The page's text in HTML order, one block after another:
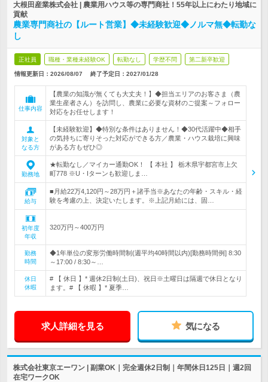
大根田産業株式会社 | 農業用ハウス等の専門商社！55年以上にわたり地域に
貢献
農業専門商社の【ルート営業】◆未経験歓迎◆ノルマ無◆転勤な
し
正社員 職種・業種未経験OK 転勤なし 学歴不問 第二新卒歓迎
情報更新日：2026/08/07 終了予定日： 2027/01/28
仕事内容
【農業の知識が無くても大丈夫！】◆担当エリアのお客さま（農
業生産者さん）を訪問し、農業に必要な資材のご提案～フォロー
対応をお任せします！
対象と
なる方
【未経験歓迎】◆特別な条件はありません！◆30代活躍中◆相手
の気持ちに寄りそった対応ができる方／農業・ハウス栽培に興味
がある方もぜひ◎
勤務地
★転勤なし／マイカー通勤OK！ 【 本社 】 栃木県宇都宮市上欠
町778 ※U・Iターンも歓迎しま…
給与
■月給22万4,120円～28万円＋諸手当※あなたの年齢・スキル・経
験を考慮の上、決定いたします。※上記月給には、固…
初年度
年収
320万円～400万円
勤務
時間
◆1年単位の変形労働時間制(週平均40時間以内)[勤務時間例] 8:30
～17:00 / 8:30～…
休日
休暇
# 【 休日 】* 週休2日制(土日)、祝日※土曜日は隔週で休日となり
ます。# 【 休暇 】* 夏季…
求人詳細を見る 気になる
株式会社東京エーワン | 副業OK｜完全週休2日制｜年間休日125日｜週2回
在宅ワークOK